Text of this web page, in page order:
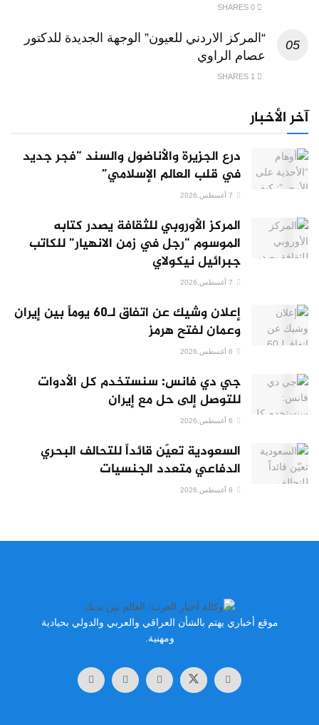
“المركز الاردني للعيون” الوجهة الجديدة للدكتور
عصام الراوي
آخر الأخبار
درع الجزيرة والأناضول والسند “فجر جديد
في قلب العالم الإسلامي”
المركز الأوروبي للثقافة يصدر كتابه
الموسوم “رجل في زمن الانهيار” للكاتب
جبرائيل نيكولاي
إعلان وشيك عن اتفاق لـ60 يوماً بين إيران
وعمان لفتح هرمز
جي دي فانس: سنستخدم كل الأدوات
للتوصل إلى حل مع إيران
السعودية تعيّن قائداً للتحالف البحري
الدفاعي متعدد الجنسيات
موقع أخباري يهتم بالشأن العراقي والعربي والدولي بحيادية
ومهنية.